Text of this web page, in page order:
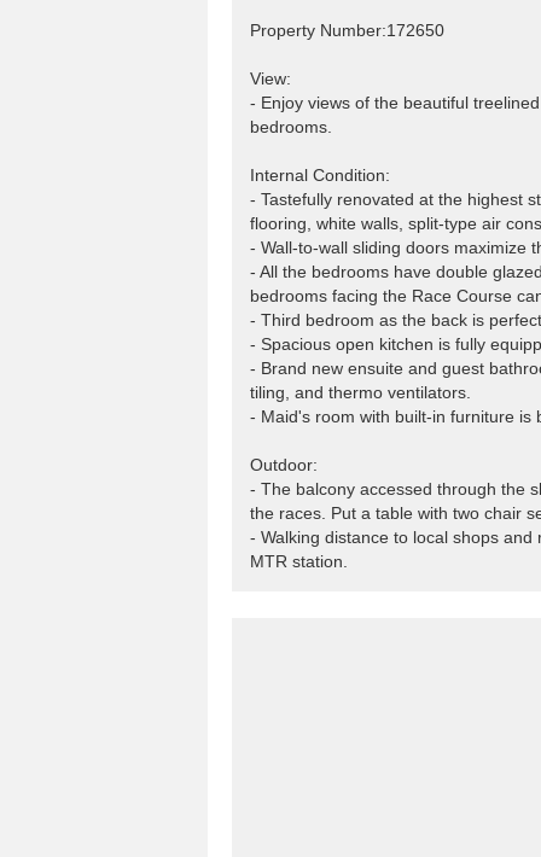
Property Number:172650
View:
- Enjoy views of the beautiful
bedrooms.
Internal Condition:
- Tastefully renovated at the highest
flooring, white walls, split-type air
- Wall-to-wall sliding doors maximize
- All the bedrooms have double
bedrooms facing the Race Course
- Third bedroom as the back is
- Spacious open kitchen is fully
- Brand new ensuite and guest
tiling, and thermo ventilators.
- Maid's room with built-in furniture is
Outdoor:
- The balcony accessed through the
the races. Put a table with two chair
- Walking distance to local shops
MTR station.